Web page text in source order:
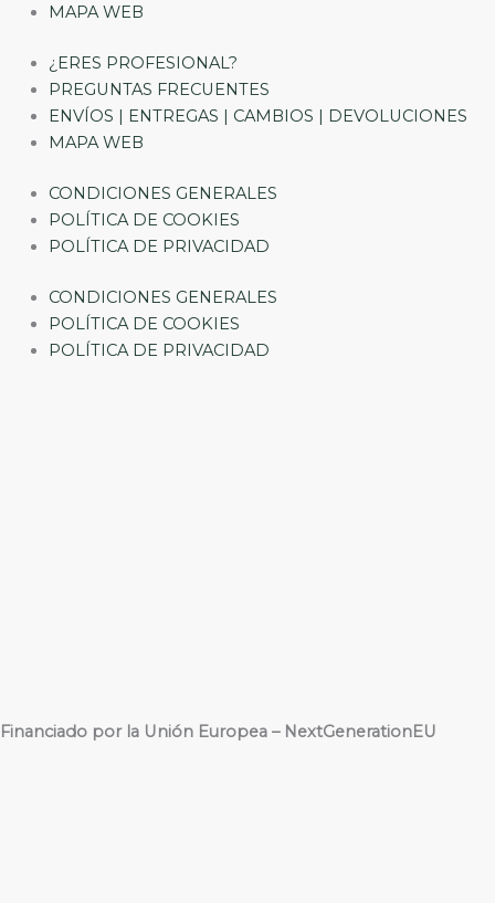
MAPA WEB
¿ERES PROFESIONAL?
PREGUNTAS FRECUENTES
ENVÍOS | ENTREGAS | CAMBIOS | DEVOLUCIONES
MAPA WEB
CONDICIONES GENERALES
POLÍTICA DE COOKIES
POLÍTICA DE PRIVACIDAD
CONDICIONES GENERALES
POLÍTICA DE COOKIES
POLÍTICA DE PRIVACIDAD
Financiado por la Unión Europea – NextGenerationEU